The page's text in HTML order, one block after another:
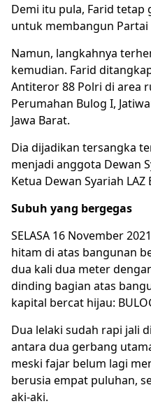
Demi itu pula, Farid tetap
untuk membangun
Namun, langkahnya
kemudian. Farid
Antiteror 88 Polri di area
Perumahan Bulog I,
Jawa Barat.
Dia dijadikan tersangka
menjadi anggota Dewan
Ketua Dewan Syariah
Subuh yang bergegas
SELASA 16 November
hitam di atas bangunan
dua kali dua meter
dinding bagian atas
kapital bercat hijau:
Dua lelaki sudah rapi jali
antara dua gerbang
meski fajar belum lagi
berusia empat puluhan,
aki-aki.